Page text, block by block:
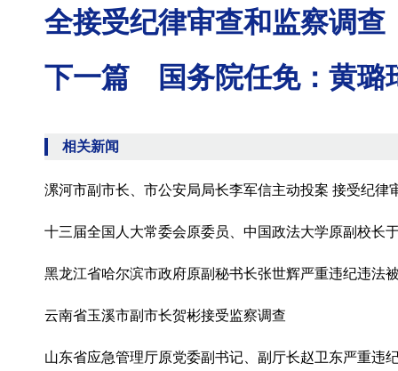
全接受纪律审查和监察调查
下一篇 国务院任免：黄璐
相关新闻
漯河市副市长、市公安局局长李军信主动投案 接受纪律
十三届全国人大常委会原委员、中国政法大学原副校长
黑龙江省哈尔滨市政府原副秘书长张世辉严重违纪违法
云南省玉溪市副市长贺彬接受监察调查
山东省应急管理厅原党委副书记、副厅长赵卫东严重违